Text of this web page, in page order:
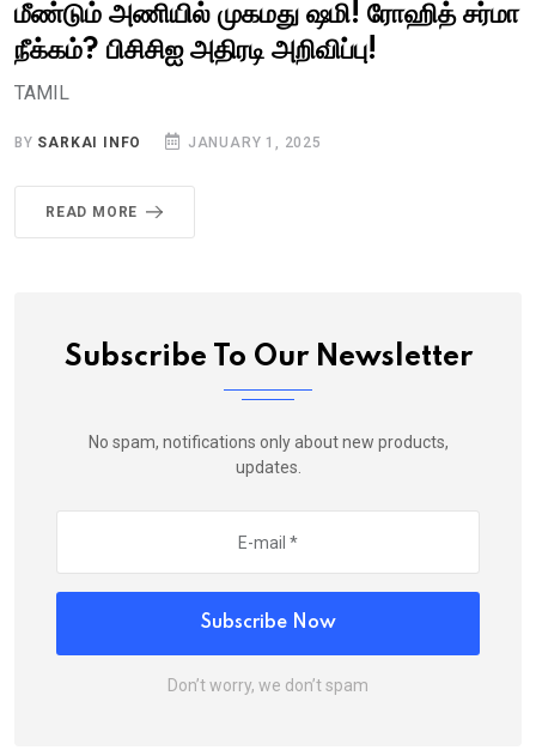
மீண்டும் அணியில் முகமது ஷமி! ரோஹித் சர்மா
நீக்கம்? பிசிசிஐ அதிரடி அறிவிப்பு!
TAMIL
BY SARKAI INFO JANUARY 1, 2025
READ MORE
Subscribe To Our Newsletter
No spam, notifications only about new products,
updates.
Subscribe Now
Don’t worry, we don’t spam